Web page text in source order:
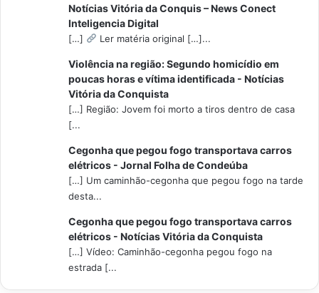
Notícias Vitória da Conquis – News Conect
Inteligencia Digital
[…] Ler matéria original […]...
Violência na região: Segundo homicídio em
poucas horas e vítima identificada - Notícias
Vitória da Conquista
[…] Região: Jovem foi morto a tiros dentro de casa
[...
Cegonha que pegou fogo transportava carros
elétricos - Jornal Folha de Condeúba
[…] Um caminhão-cegonha que pegou fogo na tarde
desta...
Cegonha que pegou fogo transportava carros
elétricos - Notícias Vitória da Conquista
[…] Vídeo: Caminhão-cegonha pegou fogo na
estrada [...